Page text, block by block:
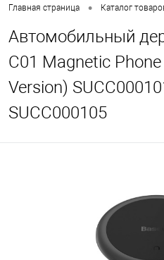
Главная страница • Каталог
Автомобильный
C01 Magnetic
Version)
SUCC000105